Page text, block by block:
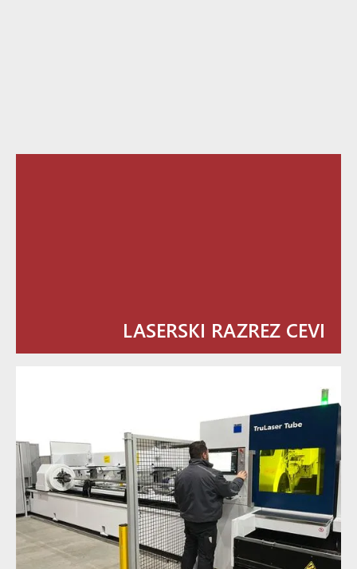
LASERSKI RAZREZ CEVI